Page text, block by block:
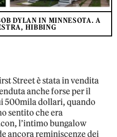
DYLAN IN MINNESOTA. A
HIBBING
Street è stata in vendita
anche forse per il
500mila dollari, quando
sentito che era
l’intimo bungalow
ancora reminiscenze dei